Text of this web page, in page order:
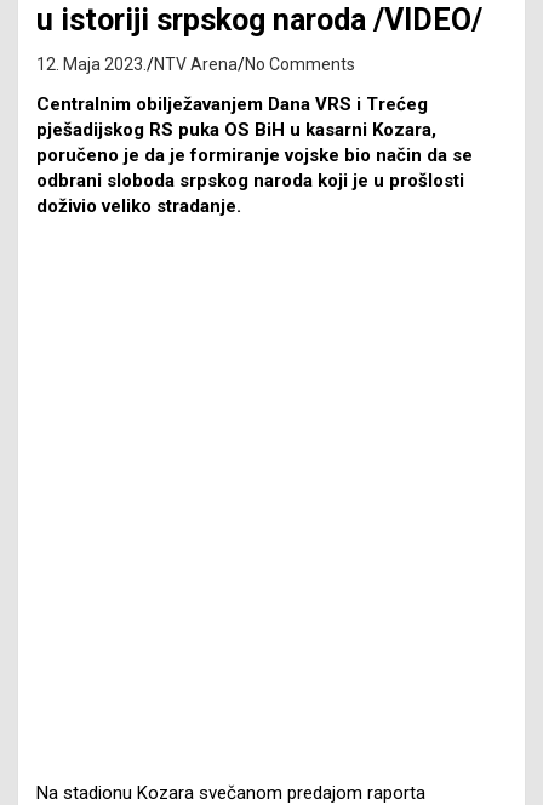
u istoriji srpskog naroda /VIDEO/
12. Maja 2023. NTV Arena No Comments
Centralnim obilježavanjem Dana VRS i Trećeg
pješadijskog RS puka OS BiH u kasarni Kozara,
poručeno je da je formiranje vojske bio način da se
odbrani sloboda srpskog naroda koji je u prošlosti
doživio veliko stradanje.
Na stadionu Kozara svečanom predajom raporta